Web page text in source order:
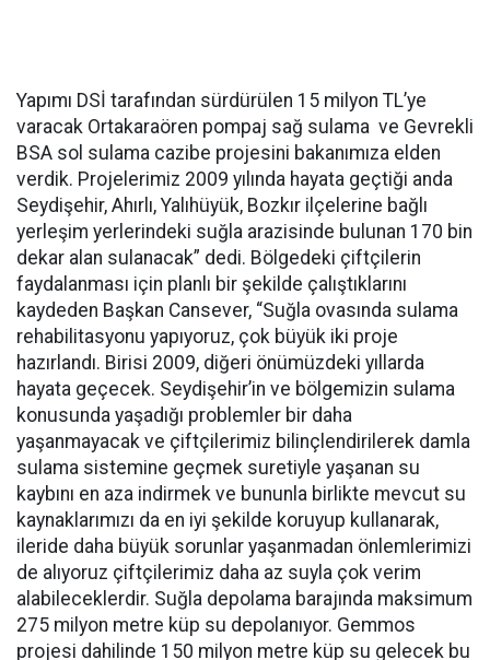
Yapımı DSİ tarafından sürdürülen 15 milyon TL’ye
varacak Ortakaraören pompaj sağ sulama ve Gevrekli
BSA sol sulama cazibe projesini bakanımıza elden
verdik. Projelerimiz 2009 yılında hayata geçtiği anda
Seydişehir, Ahırlı, Yalıhüyük, Bozkır ilçelerine bağlı
yerleşim yerlerindeki suğla arazisinde bulunan 170 bin
dekar alan sulanacak” dedi. Bölgedeki çiftçilerin
faydalanması için planlı bir şekilde çalıştıklarını
kaydeden Başkan Cansever, “Suğla ovasında sulama
rehabilitasyonu yapıyoruz, çok büyük iki proje
hazırlandı. Birisi 2009, diğeri önümüzdeki yıllarda
hayata geçecek. Seydişehir’in ve bölgemizin sulama
konusunda yaşadığı problemler bir daha
yaşanmayacak ve çiftçilerimiz bilinçlendirilerek damla
sulama sistemine geçmek suretiyle yaşanan su
kaybını en aza indirmek ve bununla birlikte mevcut su
kaynaklarımızı da en iyi şekilde koruyup kullanarak,
ileride daha büyük sorunlar yaşanmadan önlemlerimizi
de alıyoruz çiftçilerimiz daha az suyla çok verim
alabileceklerdir. Suğla depolama barajında maksimum
275 milyon metre küp su depolanıyor. Gemmos
projesi dahilinde 150 milyon metre küp su gelecek bu